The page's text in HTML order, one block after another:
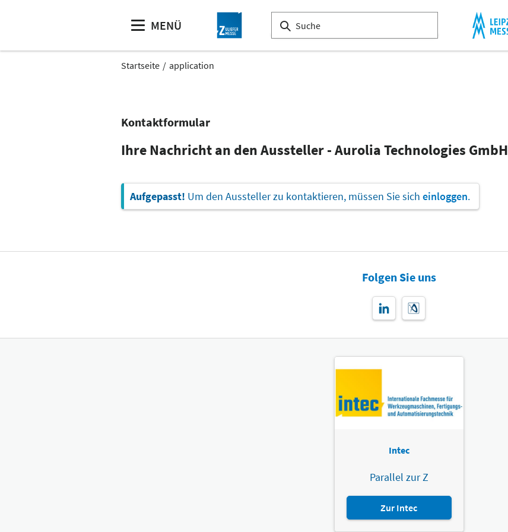
MENÜ
Startseite application
Kontaktformular
Ihre Nachricht an den Aussteller - Aurolia Technologies GmbH
Aufgepasst! Um den Aussteller zu kontaktieren, müssen Sie sich einloggen.
Folgen Sie uns
Intec
Parallel zur Z
Zur Intec